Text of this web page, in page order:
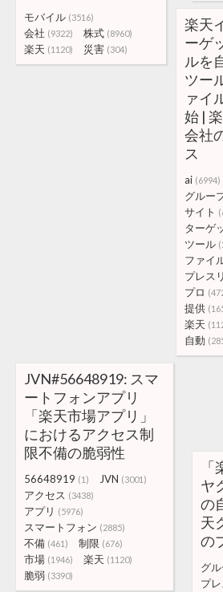
モバイル (3516)
会社 (9322) 株式 (8960)
楽天 (1120) 災害 (304)
楽天
ーゲ
ルを
ツー
ァイ
始 |
会社
ス
ai (6994)
グルー
サイト
ターゲ
ツール
ファイ
プレス
プロ
提供
楽天
自動
JVN#56648919: スマ
ートフォンアプリ
「楽天市場アプリ」
におけるアクセス制
限不備の脆弱性
56648919 (1) JVN (3001)
アクセス (3438)
アプリ (5976)
スマートフォン (2885)
不備 (461) 制限 (676)
市場 (1946) 楽天 (1120)
脆弱 (3390)
ヤ
の
天
の
グ
プ